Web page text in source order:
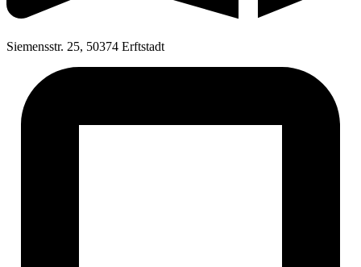
Siemensstr. 25, 50374 Erftstadt